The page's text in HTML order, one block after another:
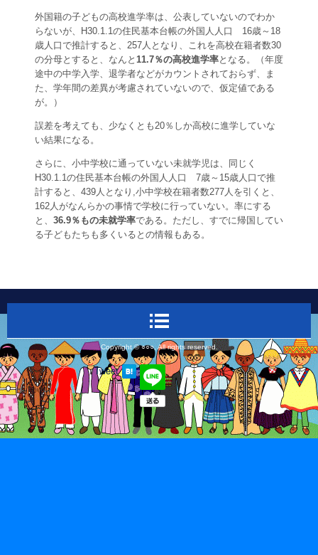
外国籍の子どもの高校進学率は、公表していないのでわか
らないが、H30.1.1の住民基本台帳の外国人人口 16歳～18
歳人口で推計すると、257人となり、これを高校在籍者数30
の分母とすると、なんと 11.7％の高校進学率となる。（年度
途中の中学入学、退学者などがカウントされておらず、ま
た、学年間の差異が考慮されていないので、仮定値である
が。）
誤差を考えても、少なくとも20％しか高校に進学していな
い結果になる。
さらに、小中学校に通っていない未就学児は、同じく
H30.1.1の住民基本台帳の外国人人口 7歳～15歳人口で推
計すると、439人となり,小中学校在籍者数277人を引くと、
162人がなんらかの事情で学校に行っていない。率にする
と、 36.9％もの未就学率である。ただし、すでに帰国してい
る子どもたちも多くいるとの情報もある。
Copyright © ○○○, All rights reserved.
Tweet